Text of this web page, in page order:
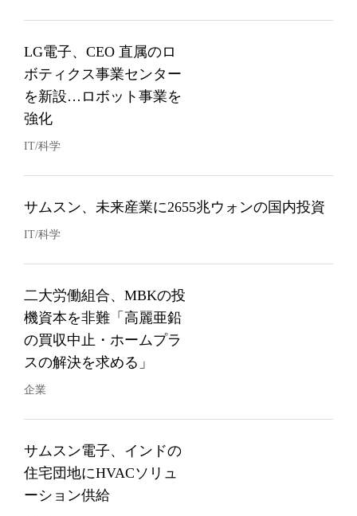
LG電子、CEO 直属のロ
ボティクス事業センター
を新設…ロボット事業を
強化
IT/科学
サムスン、未来産業に2655兆ウォンの国内投資
IT/科学
二大労働組合、MBKの投
機資本を非難「高麗亜鉛
の買収中止・ホームプラ
スの解決を求める」
企業
サムスン電子、インドの
住宅団地にHVACソリュ
ーション供給